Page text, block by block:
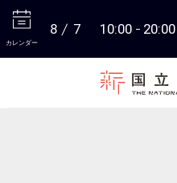
カレンダー
8 7 10:00 20:00